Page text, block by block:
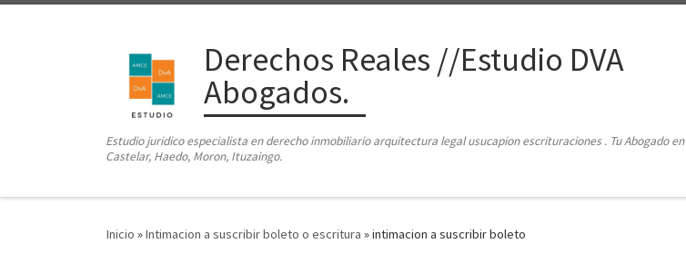
Derechos Reales //Estudio DVA
Abogados.
Estudio juridico especialista en derecho inmobiliario arquitectura legal usucapion escrituraciones . Tu Abogado en
Castelar, Haedo, Moron, Ituzaingo.
Inicio »Intimacion a suscribir boleto o escritura »intimacion a suscribir boleto